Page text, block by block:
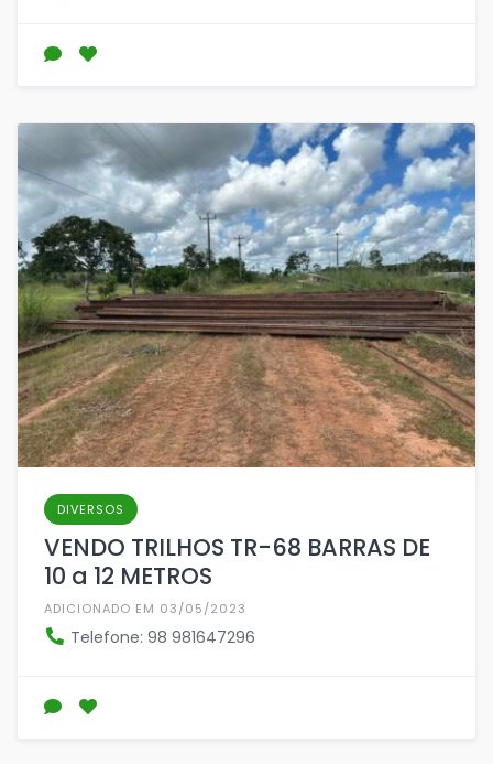
DIVERSOS
VENDO TRILHOS TR-68 BARRAS DE
10 a 12 METROS
ADICIONADO EM 03/05/2023
Telefone: 98 981647296